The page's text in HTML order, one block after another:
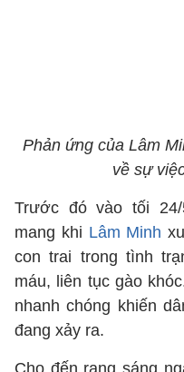
Phản ứng của Lâm
về sự
Trước đó vào tối 24/
mang khi Lâm Minh
con trai trong tình
máu, liên tục gào
nhanh chóng khiến
đang xảy ra.
Cho đến rạng sáng